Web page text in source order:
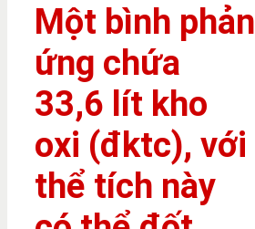
Một bình phản
ứng chứa
33,6 lít kho
oxi (đktc), với
thể tích này